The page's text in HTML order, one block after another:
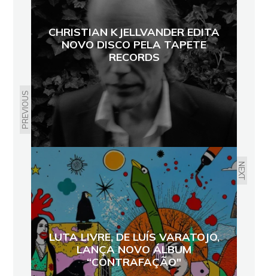
PREVIOUS
CHRISTIAN KJELLVANDER EDITA
NOVO DISCO PELA TAPETE
RECORDS
NEXT
LUTA LIVRE, DE LUÍS VARATOJO,
LANÇA NOVO ÁLBUM
“CONTRAFAÇÃO"